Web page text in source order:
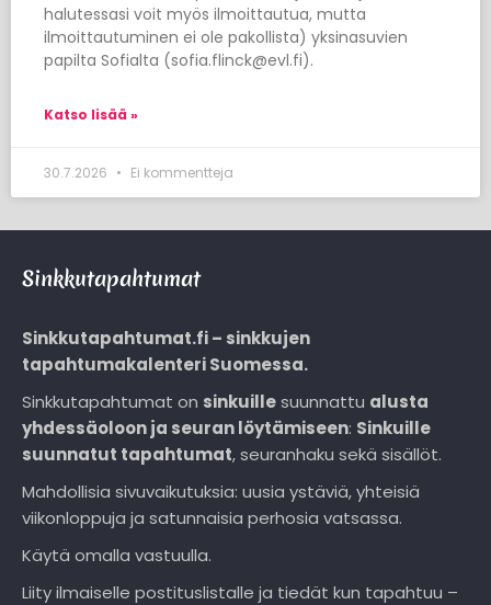
halutessasi voit myös ilmoittautua, mutta
ilmoittautuminen ei ole pakollista) yksinasuvien
papilta Sofialta (sofia.flinck@evl.fi).
Katso lisää »
30.7.2026 Ei kommentteja
Sinkkutapahtumat
Sinkkutapahtumat.fi – sinkkujen
tapahtumakalenteri Suomessa.
Sinkkutapahtumat on sinkuillesuunnattu alusta
yhdessäoloon ja seuran löytämiseen: Sinkuille
suunnatut tapahtumat, seuranhaku sekä sisällöt.
Mahdollisia sivuvaikutuksia: uusia ystäviä, yhteisiä
viikonloppuja ja satunnaisia perhosia vatsassa.
Käytä omalla vastuulla.
Liity ilmaiselle postituslistalle ja tiedät kun tapahtuu –